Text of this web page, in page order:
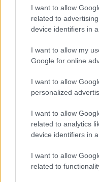
I want to allow
related to
device identifiers in
I want to allow my
Google for online
I want to allow
personalized
I want to allow
related to analytics
device identifiers in
I want to allow
related to